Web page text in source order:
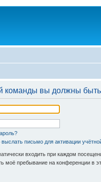
команды вы должны
письмо для активации
входить при каждом
моё пребывание на конференции в